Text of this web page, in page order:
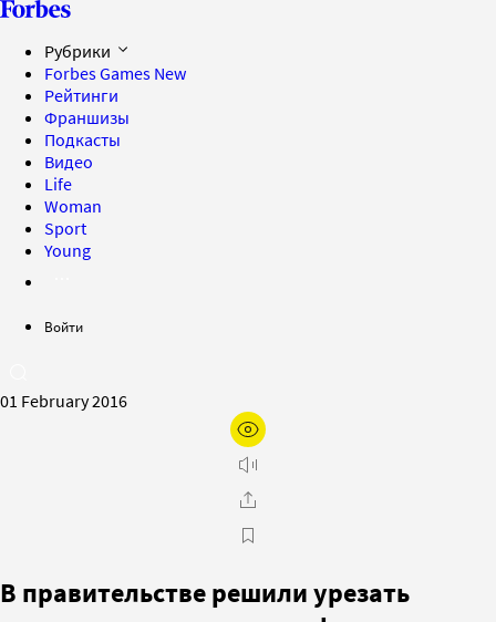
Рубрики
Forbes Games New
Рейтинги
Франшизы
Подкасты
Видео
Life
Woman
Sport
Young
Войти
01 February 2016
В правительстве решили урезать